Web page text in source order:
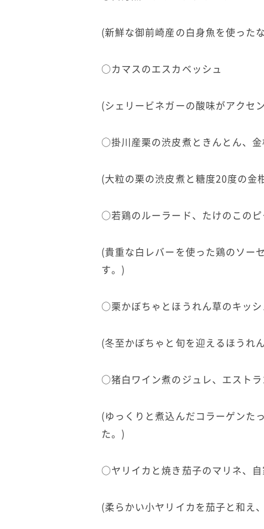
(新鮮な御前崎産の白身魚を使った
○カマスのエスカベッシュ
(シェリービネガーの酸味がアクセ
○掛川産栗の渋皮煮ときんとん、
(大粒の栗の渋皮煮と糖度20度の金
○若鶏のルーラード、たけのこの
(貴重な白レバーを使った鶏のソー
す。)
○栗かぼちゃとほうれん草のキッ
(冬至かぼちゃと旬を迎えるほうれ
○猪白ワイン煮のジュレ、エスト
(ゆっくりと煮込んだコラーゲンた
た。)
○ヤリイカと焼き茄子のマリネ、
(柔らかい小ヤリイカを茄子と和え